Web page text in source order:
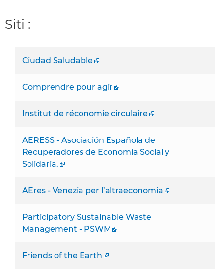
Siti :
Ciudad Saludable
Comprendre pour agir
Institut de réconomie circulaire
AERESS - Asociación Española de
Recuperadores de Economía Social y
Solidaria.
AEres - Venezia per l’altraeconomia
Participatory Sustainable Waste
Management - PSWM
Friends of the Earth